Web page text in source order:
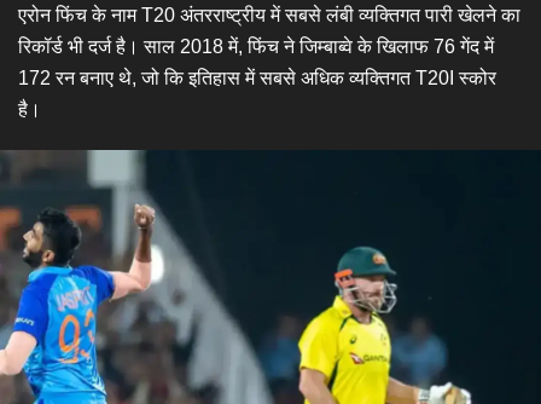
एरोन फिंच के नाम T20 अंतरराष्ट्रीय में सबसे लंबी व्यक्तिगत पारी खेलने का
रिकॉर्ड भी दर्ज है। साल 2018 में, फिंच ने जिम्बाब्वे के खिलाफ 76 गेंद में
172 रन बनाए थे, जो कि इतिहास में सबसे अधिक व्यक्तिगत T20I स्कोर
है।